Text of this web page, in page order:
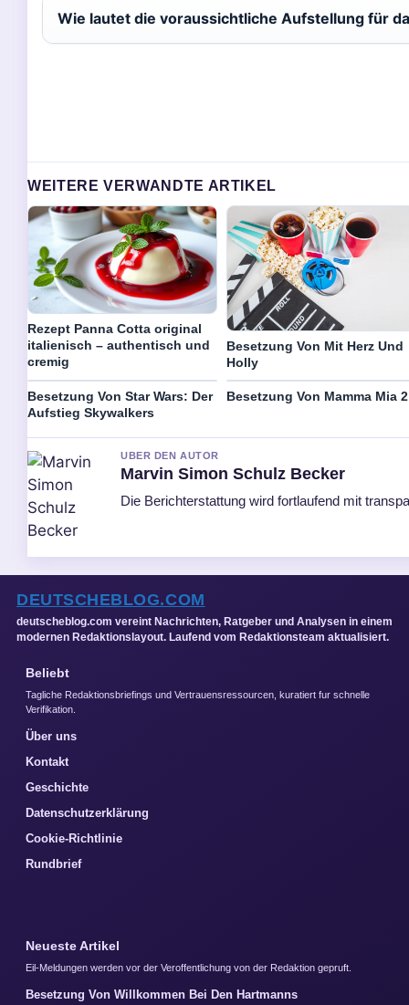
Wie lautet die voraussichtliche Aufstellung für
WEITERE VERWANDTE ARTIKEL
Rezept Panna Cotta original
italienisch – authentisch und
cremig
Besetzung Von Mit Herz Und
Holly
Besetzung Von Star Wars: Der
Aufstieg Skywalkers
Besetzung Von Mamma Mia 2
UBER DEN AUTOR
Marvin Simon Schulz Becker
Die Berichterstattung wird fortlaufend mit
DEUTSCHEBLOG.COM
deutscheblog.com vereint Nachrichten, Ratgeber und Analysen in einem
modernen Redaktionslayout. Laufend vom Redaktionsteam aktualisiert.
Beliebt
Tagliche Redaktionsbriefings und Vertrauensressourcen, kuratiert fur schnelle
Verifikation.
Über uns
Kontakt
Geschichte
Datenschutzerklärung
Cookie-Richtlinie
Rundbrief
Neueste Artikel
Eil-Meldungen werden vor der Veroffentlichung von der Redaktion gepruft.
Besetzung Von Willkommen Bei Den Hartmanns